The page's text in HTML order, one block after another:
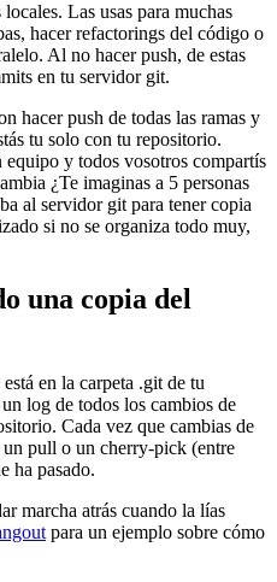
Las usas para muchas
hacer refactorings del código o
Al no hacer push, de estas
en tu servidor git.
hacer push de todas las ramas y
tu solo con tu repositorio.
equipo y todos vosotros compartís
¿Te imaginas a 5 personas
al servidor git para tener copia
si no se organiza todo muy,
una copia del
en la carpeta .git de tu
log de todos los cambios de
Cada vez que cambias de
un pull o un cherry-pick (entre
ha pasado.
marcha atrás cuando la lías
para un ejemplo sobre cómo